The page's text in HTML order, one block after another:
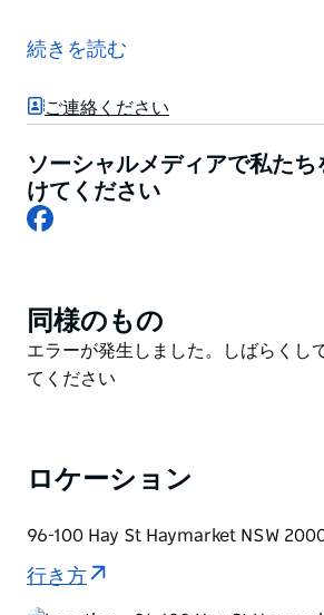
ペラーズ・ガーデン・レストランは
来、最高の伝統広東料理を提供する
す。
の火鍋や、塩辛と豚ひき肉の蒸し物
びます。シーフード好きの方には、
ターを様々な調理法で味わったり、
有名で、中でも大人気の「エンペラ
スタードクリームをたっぷり詰めた
続きを読む
ご連絡ください
ソーシャルメディアで私たち
けてください
Facebook
Product
List
同様のもの
Product
List
エラーが発生しました。しばらくし
てください
ロケーション
96-100 Hay St Haymarket NSW
行き方